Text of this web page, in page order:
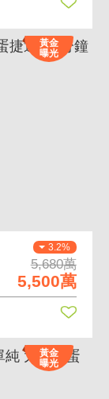
黃金
曝光
3.2%
5,680萬
5,500萬
黃金
曝光